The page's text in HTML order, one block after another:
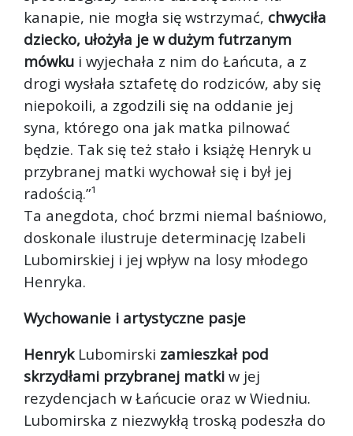
kanapie, nie mogła się wstrzymać, chwyciła
dziecko, ułożyła je w dużym futrzanym
mówku i wyjechała z nim do Łańcuta, a z
drogi wysłała sztafetę do rodziców, aby się
niepokoili, a zgodzili się na oddanie jej
syna, którego ona jak matka pilnować
będzie. Tak się też stało i książę Henryk u
przybranej matki wychował się i był jej
radością.”¹
Ta anegdota, choć brzmi niemal baśniowo,
doskonale ilustruje determinację Izabeli
Lubomirskiej i jej wpływ na losy młodego
Henryka.
Wychowanie i artystyczne pasje
HenrykLubomirski zamieszkał pod
skrzydłami przybranej matki w jej
rezydencjach w Łańcucie oraz w Wiedniu.
Lubomirska z niezwykłą troską podeszła do